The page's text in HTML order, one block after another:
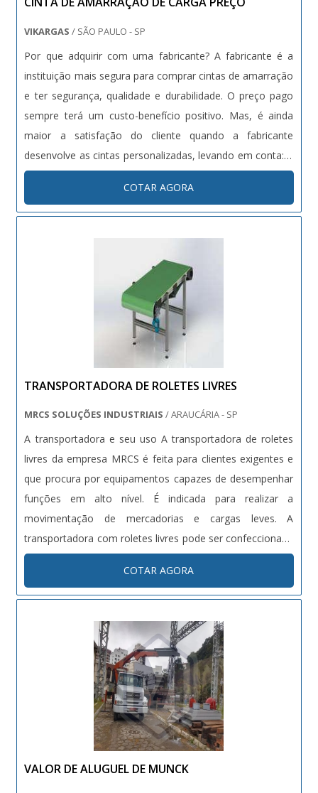
VIKARGAS / SÃO PAULO - SP
Por que adquirir com uma fabricante? A fabricante é a
instituição mais segura para comprar cintas de amarração
e ter segurança, qualidade e durabilidade. O preço pago
sempre terá um custo-benefício positivo. Mas, é ainda
maior a satisfação do cliente quando a fabricante
desenvolve as cintas personalizadas, levando em conta: A
dimensão da carga que será transportada; A necessidade
máxima de suporte de peso que a cinta deve ter para
determinad....
COTAR AGORA
TRANSPORTADORA DE ROLETES LIVRES
MRCS SOLUÇÕES INDUSTRIAIS / ARAUCÁRIA - SP
A transportadora e seu uso A transportadora de roletes
livres da empresa MRCS é feita para clientes exigentes e
que procura por equipamentos capazes de desempenhar
funções em alto nível. É indicada para realizar a
movimentação de mercadorias e cargas leves. A
transportadora com roletes livres pode ser confeccionada
em: - Aço; - Alumínio; - Inox; - Rolos livres. Além dos rolos
livres, o cliente pode contar também com os rolos tr....
COTAR AGORA
VALOR DE ALUGUEL DE MUNCK